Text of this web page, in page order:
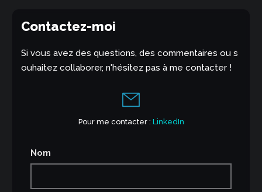
Contactez-moi
Si vous avez des questions, des commentaires ou s
ouhaitez collaborer, n'hésitez pas à me contacter !
Pour me contacter : LinkedIn
Nom